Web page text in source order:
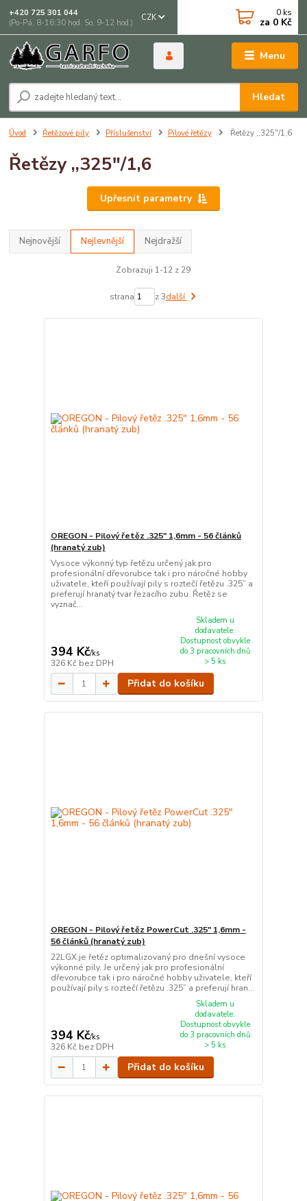
Menu
CZK
Hledat
+420 725 301 044
(Po-Pá, 8-16:30 hod. So, 9-12 hod.)
0 ks
za 0 Kč
Úvod Řetězové pily Příslušenství Pilové řetězy Řetězy ,,325"/1,6
Řetězy ,,325"/1,6
Upřesnit parametry
Nejnovější Nejlevnější Nejdražší
Zobrazuji 1-12 z 29
strana z 3další
OREGON - Pilový řetěz .325" 1,6mm - 56 článků
(hranatý zub)
Vysoce výkonný typ řetězu určený jak pro
profesionální dřevorubce tak i pro náročné hobby
uživatele, kteří používají pily s roztečí řetězu .325” a
preferují hranatý tvar řezacího zubu. Řetěz se
vyznač...
394 Kč/ks
326 Kč bez DPH
Skladem u
dodavatele.
Dostupnost obvykle
do 3 pracovních dnů
> 5 ks
Přidat do košíku
OREGON - Pilový řetěz PowerCut .325" 1,6mm -
56 článků (hranatý zub)
22LGX je řetěz optimalizovaný pro dnešní vysoce
výkonné pily. Je určený jak pro profesionální
dřevorubce tak i pro náročné hobby uživatele, kteří
používají pily s roztečí řetězu .325” a preferují hran...
394 Kč/ks
326 Kč bez DPH
Skladem u
dodavatele.
Dostupnost obvykle
do 3 pracovních dnů
> 5 ks
Přidat do košíku